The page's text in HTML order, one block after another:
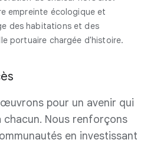
empreinte écologique et
des habitations et des
portuaire chargée d'histoire.
pour un avenir qui
chacun. Nous renforçons
en investissant